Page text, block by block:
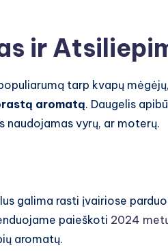
ir
tarp kvapų
aromatą. Daugelis
naudojamas vyrų, ar moterų.
galima rasti įvairiose
paieškoti 2024
aromatų.